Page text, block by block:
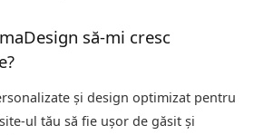
să-mi cresc
și design optimizat pentru
ul tău să fie ușor de găsit și